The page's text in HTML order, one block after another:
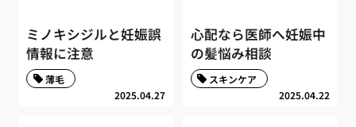
ミノキシジルと妊娠誤
情報に注意
2025.04.27
薄毛
心配なら医師へ妊娠中
の髪悩み相談
2025.04.22
スキンケア